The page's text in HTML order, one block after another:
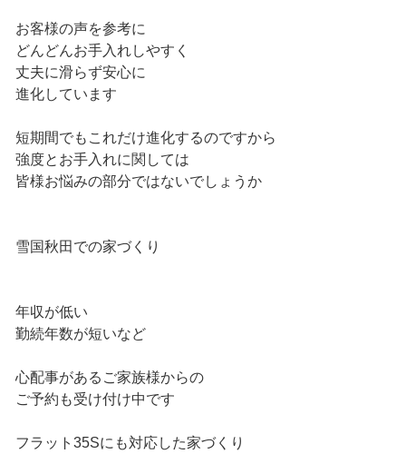
お客様の声を参考に
どんどんお手入れしやすく
丈夫に滑らず安心に
進化しています
短期間でもこれだけ進化するのですから
強度とお手入れに関しては
皆様お悩みの部分ではないでしょうか
雪国秋田での家づくり
年収が低い
勤続年数が短いなど
心配事があるご家族様からの
ご予約も受け付け中です
フラット35Sにも対応した家づくり